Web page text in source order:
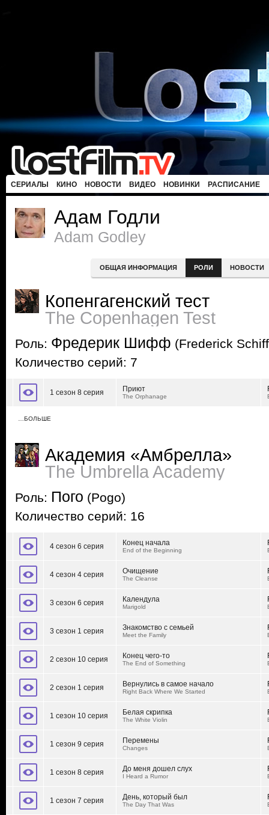
СЕРИАЛЫ КИНО НОВОСТИ ВИДЕО НОВИНКИ РАСПИСАНИЕ
Адам Годли
Adam Godley
ОБЩАЯ ИНФОРМАЦИЯ РОЛИ НОВОСТИ
Копенгагенский тест
The Copenhagen Test
Роль: Фредерик Шифф (Frederick
Количество серий: 7
1 сезон 8 серия Приют
The Orphanage
…БОЛЬШЕ
Академия «Амбрелла»
The Umbrella Academy
Роль: Пого (Pogo)
Количество серий: 16
4 сезон 6 серия Конец начала
End of the Beginning
4 сезон 4 серия Очищение
The Cleanse
3 сезон 6 серия Календула
Marigold
3 сезон 1 серия Знакомство с семьей
Meet the Family
2 сезон 10 серия Конец чего-то
The End of Something
2 сезон 1 серия Вернулись в самое начало
Right Back Where We Started
1 сезон 10 серия Белая скрипка
The White Violin
1 сезон 9 серия Перемены
Changes
1 сезон 8 серия До меня дошел слух
I Heard a Rumor
1 сезон 7 серия День, который был
The Day That Was